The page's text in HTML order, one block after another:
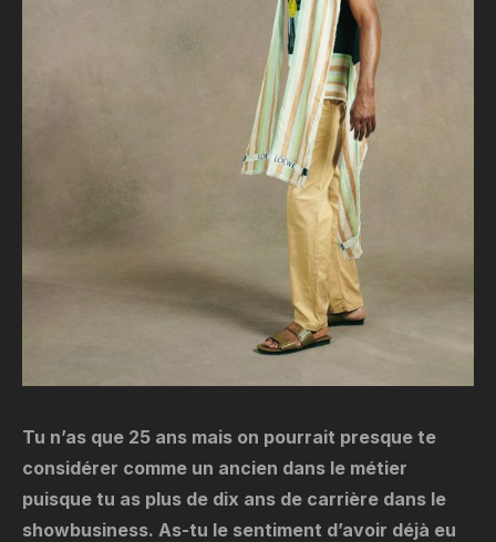
Tu n’as que 25 ans mais on pourrait presque te
considérer comme un ancien dans le métier
puisque tu as plus de dix ans de carrière dans le
showbusiness. As-tu le sentiment d’avoir déjà eu